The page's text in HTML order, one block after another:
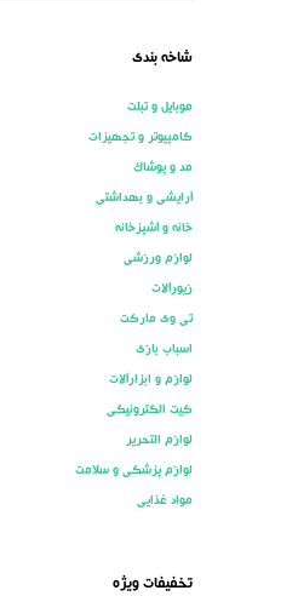
شاخه بندی
موبایل و تبلت
کامپیوتر و تجهیزات
مد و پوشاک
آرایشی و بهداشتی
خانه و آشپزخانه
لوازم ورزشی
زیورآلات
تی وی مارکت
اسباب بازی
لوازم و ابزارآلات
کیت الکترونیکی
لوازم التحریر
لوازم پزشکی و سلامت
مواد غذایی
تخفیفات ویژه